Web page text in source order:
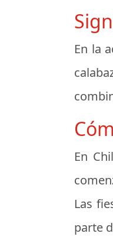
En la
En
Las
parte